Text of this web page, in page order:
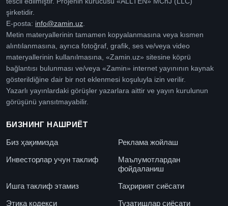
şirketidir.
E-posta: info@zamin.uz.
Metin materyallerinin tamamen kopyalanmasına veya kısmen
alıntılanmasına, ayrıca fotoğraf, grafik, ses ve/veya video
materyallerinin kullanılmasına, «Zamin.uz» sitesine köprü
bağlantısı bulunması ve/veya «Zamin» internet yayınının kaynak
gösterildiğine dair bir not eklenmesi koşuluyla izin verilir.
Yazarlı yayınlardaki görüşler yazarlara aittir ve yayın kurulunun
görüşünü yansıtmayabilir.
БИЗНИНГ НАШРИЁТ
Биз ҳақимизда
Реклама жойлаш
Инвесторлар учун таклиф
Маълумотлардан
фойдаланиш
Ишга таклиф этамиз
Таҳририят сиёсати
Этика кодекси
Тузатишлар сиёсати